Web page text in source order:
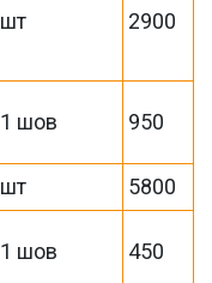
шт 2900
1 шов 950
шт
5800
1 шов 450